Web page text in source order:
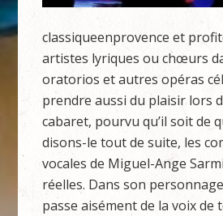
classiqueenprovence et
artistes lyriques ou chœurs
oratorios et autres opéras
prendre aussi du plaisir lors
cabaret, pourvu qu’il soit de
disons-le tout de suite, les
vocales de Miguel-Ange
réelles. Dans son
passe aisément de la voix de